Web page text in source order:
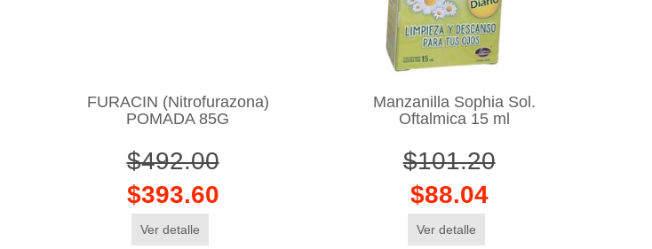
FURACIN (Nitrofurazona)
POMADA 85G
$492.00
$393.60
Ver detalle
Manzanilla Sophia Sol.
Oftalmica 15 ml
$101.20
$88.04
Ver detalle